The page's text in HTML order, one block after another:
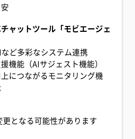
ャットツール「モビエージェ
など多彩なシステム連携
機能（AIサジェスト機能）
につながるモニタリング機
となる可能性があります